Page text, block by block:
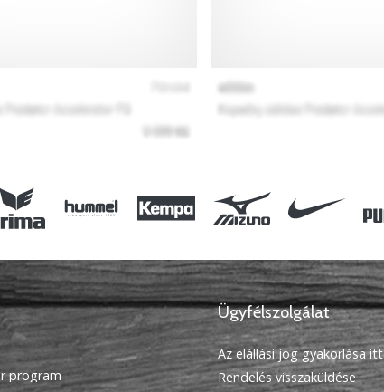
program
Ügyfélszolgálat
Az elállási jog gyakorlása itt
Rendelés visszaküldése